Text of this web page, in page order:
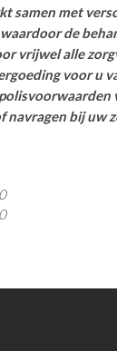
samen met
de
vrijwel alle
voor u
navragen bij uw